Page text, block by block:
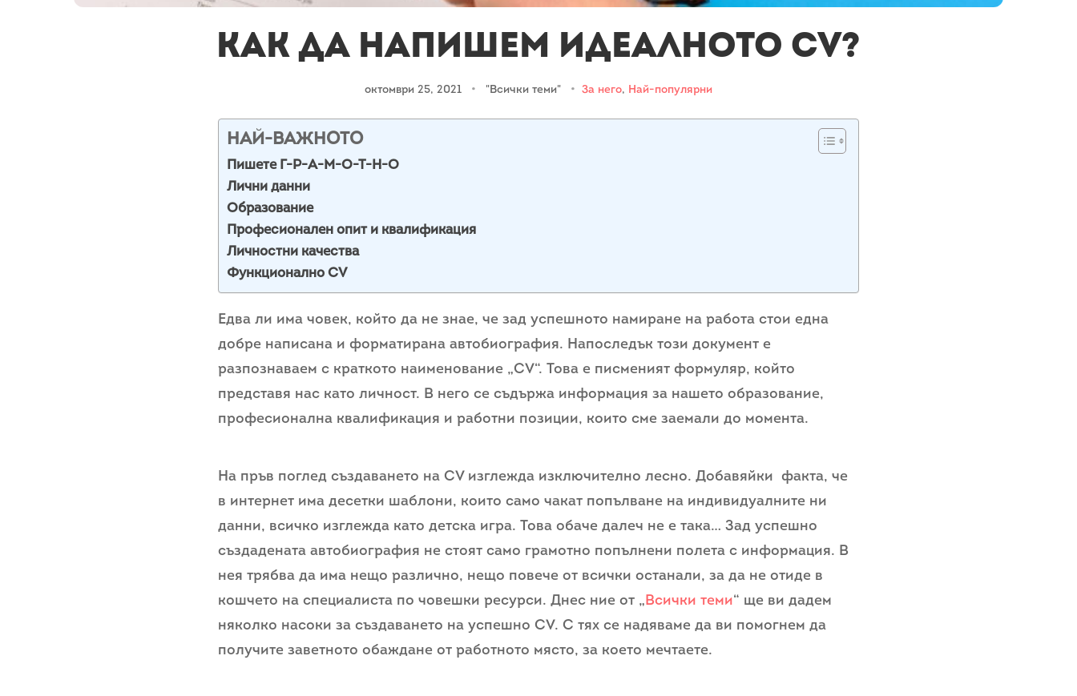
Как да напишем идеалното CV?
октомври 25, 2021 • "Всички теми" • За него, Най-популярни
НАЙ-ВАЖНОТО
Пишете Г-Р-А-М-О-Т-Н-О
Лични данни
Образование
Професионален опит и квалификация
Личностни качества
Функционално CV
Едва ли има човек, който да не знае, че зад успешното намиране на работа стои еднa
добре написанa и форматиранa автобиография. Напоследък този документ е
разпознаваем с краткото наименование „CV“. Това е писменият формуляр, който
представя нас като личност. В него се съдържа информация за нашето образование,
професионална квалификация и работни позиции, които сме заемали до момента.
На пръв поглед създаването на CV изглежда изключително лесно. Добавяйки факта, че
в интернет има десетки шаблони, които само чакат попълване на индивидуалните ни
данни, всичко изглежда като детска игра. Това обаче далеч не е така… Зад успешно
създадената автобиография не стоят само грамотно попълнени полета с информация. В
нея трябва да има нещо различно, нещо повече от всички останали, за да не отиде в
кошчето на специалиста по човешки ресурси. Днес ние от „ Всички теми“ ще ви дадем
няколко насоки за създаването на успешно CV. С тях се надяваме да ви помогнем да
получите заветното обаждане от работното място, за което мечтаете.